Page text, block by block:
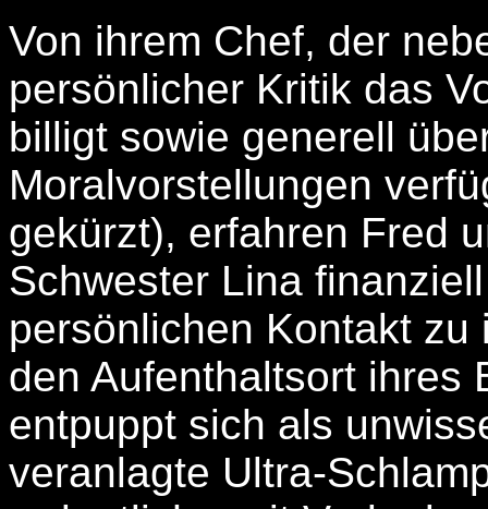
Von ihrem Chef, der
persönlicher Kritik das
billigt sowie generell
Moralvorstellungen
gekürzt), erfahren Fred
Schwester Lina
persönlichen Kontakt
den Aufenthaltsort ihres
entpuppt sich als
veranlagte Ultra-